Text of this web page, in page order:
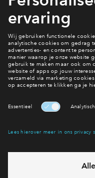
Interesse?
Hiermee blijf je op de
Ja, ik
Heb je een vraag en
6 dagen per
vandaag